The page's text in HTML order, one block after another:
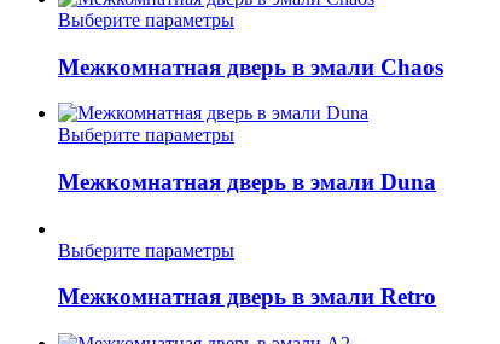
Опции
можно
на
товара.
Выберите параметрыЭтот
имеет
несколько
вариаций.
Опции
можно
на
Межкомнатная дверь в эмали Chaos
Выберите параметрыЭтот
имеет
несколько
можно
на
Межкомнатная дверь в эмали Duna
Выберите параметрыЭтот
имеет
несколько
вариаций.
Межкомнатная дверь в эмали Retro